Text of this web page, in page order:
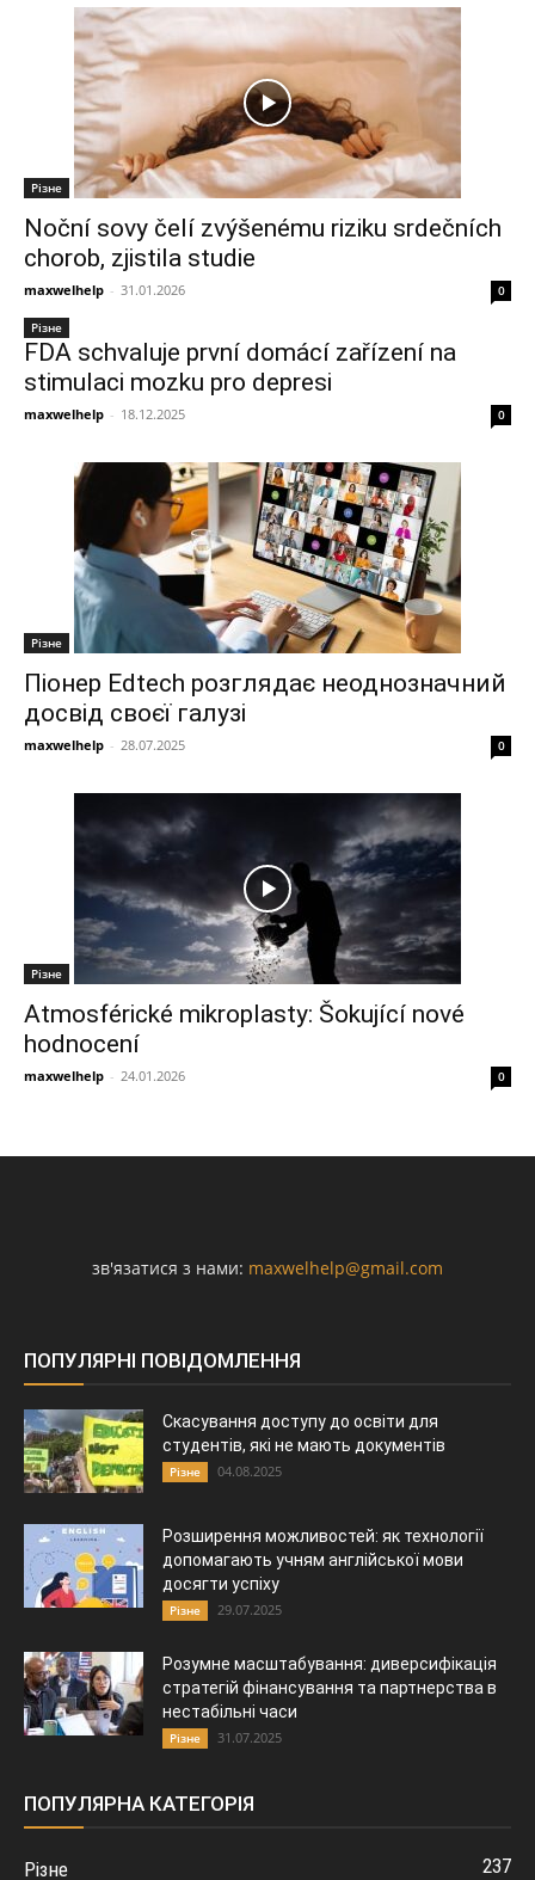
Різне
Noční sovy čelí zvýšenému riziku srdečních
chorob, zjistila studie
maxwelhelp - 31.01.2026 0
Різне
FDA schvaluje první domácí zařízení na
stimulaci mozku pro depresi
maxwelhelp - 18.12.2025 0
Різне
Піонер Edtech розглядає неоднозначний
досвід своєї галузі
maxwelhelp - 28.07.2025 0
Різне
Atmosférické mikroplasty: Šokující nové
hodnocení
maxwelhelp - 24.01.2026 0
зв'язатися з нами: maxwelhelp@gmail.com
ПОПУЛЯРНІ ПОВІДОМЛЕННЯ
Скасування доступу до освіти для
студентів, які не мають документів
Різне 04.08.2025
Розширення можливостей: як технології
допомагають учням англійської мови
досягти успіху
Різне 29.07.2025
Розумне масштабування: диверсифікація
стратегій фінансування та партнерства в
нестабільні часи
Різне 31.07.2025
ПОПУЛЯРНА КАТЕГОРІЯ
Різне 237